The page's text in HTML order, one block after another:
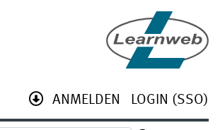
ANMELDEN LOGIN (SSO)